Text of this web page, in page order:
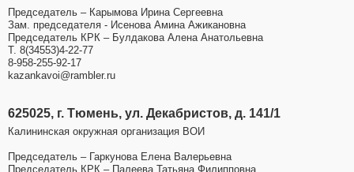
Председатель – Карымова Ирина Сергеевна
Зам. председателя - Исенова Амина Ажикановна
Председатель КРК – Булдакова Алена Анатольевна
Т. 8(34553)4-22-77
8-958-255-92-17
kazankavoi@rambler.ru
625025, г. Тюмень, ул. Декабристов, д. 141/1
Калининская окружная организация ВОИ
Председатель – Гаркунова Елена Валерьевна
Председатель КРК – Палеева Татьяна Филипповна